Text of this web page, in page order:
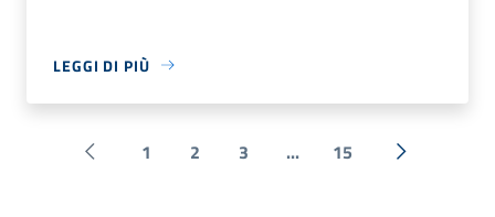
LEGGI DI PIÙ
Pagina precedente
1 2 3 ... 15 Successiva